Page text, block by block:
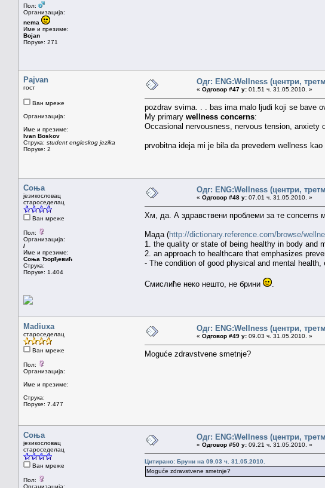
Пол:
Организација:
nema
Име и презиме:
Bojan
Поруке: 271
Pajvan
гост
Ван мреже
Организација:
Име и презиме:
Ivan Boskov
Струка: student engleskog jezika
Поруке: 2
Одг: ENG:Wellness (центри,
« Одговор #47 у: 01.51 ч. 31.05.2010. »
pozdrav svima. . . bas ima malo ljudi koji se bave
My primary wellness concerns:
Occasional nervousness, nervous tension, anxiety
prvobitna ideja mi je bila da prevedem wellness
Соња
језикословац
староседелац
Ван мреже
Пол:
Организација:
/
Име и презиме:
Соња Ђорђевић
Струка:
Поруке: 1.404
Одг: ENG:Wellness (центри,
« Одговор #48 у: 07.01 ч. 31.05.2010. »
Хм, да. А здравствени проблеми за те concerns
Мада (http://dictionary.reference.com/browse/
1. the quality or state of being healthy in body and
2. an approach to healthcare that emphasizes
- The condition of good physical and mental
Смислиће неко нешто, не брини
Madiuxa
староседелац
Ван мреже
Пол:
Организација:
Име и презиме:
Струка:
Поруке: 7.477
Одг: ENG:Wellness (центри,
« Одговор #49 у: 09.03 ч. 31.05.2010. »
Moguće zdravstvene smetnje?
Соња
језикословац
староседелац
Ван мреже
Пол:
Организација:
Одг: ENG:Wellness (центри,
« Одговор #50 у: 09.21 ч. 31.05.2010. »
Цитирано: Бруни на 09.03 ч. 31.05.2010.
Moguće zdravstvene smetnje?